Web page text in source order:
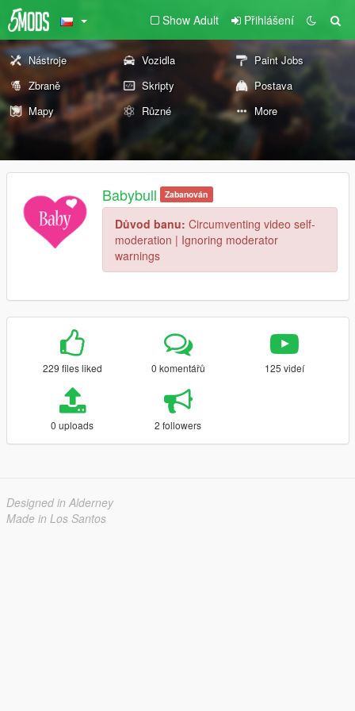
Show Adult Přihlášení
Nástroje Vozidla
Paint Jobs
Zbraně
Skripty
Postava
Mapy
Různé More
Babybull Zabanován
Důvod banu: Circumventing video self-
moderation | Ignoring moderator
warnings
229 files liked 0 komentářů 125 videí
0 uploads 2 followers
Designed in Alderney
Made in Los Santos